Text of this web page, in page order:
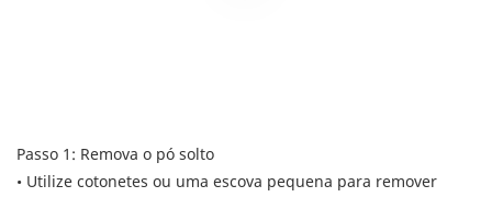
Passo 1: Remova o pó solto
• Utilize cotonetes ou uma escova pequena para remover